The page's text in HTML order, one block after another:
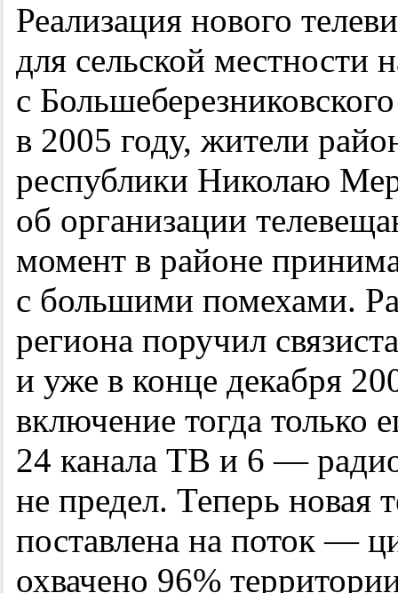
Реализация нового
для сельской местности
с
в 2005 году, жители
республики Николаю
об организации
момент в районе
с большими помехами.
региона поручил
и уже в конце декабря
включение тогда только
24 канала ТВ и 6 —
не предел. Теперь новая
поставлена на поток —
охвачено 96%